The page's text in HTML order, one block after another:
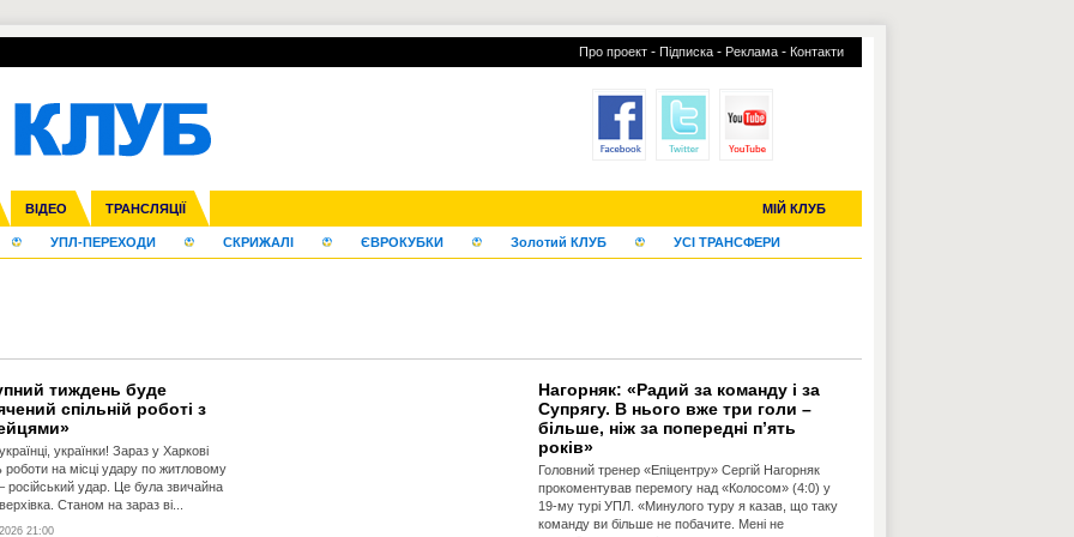
Про проект - Підписка - Реклама - Контакти
ВІДЕО ТРАНСЛЯЦІЇ МІЙ КЛУБ
ліга Кубок України Молодіжка
Ліга націй Ліга конференцій
Франція ІншіЧЄ-2015 (U-21)
УПЛ-ПЕРЕХОДИ СКРИЖАЛІ ЄВРОКУБКИ Золотий КЛУБ УСІ ТРАНСФЕРИ
тиждень буде
спільній роботі з
українки! Зараз у Харкові
роботи на місці удару по житловому
російський удар. Це була звичайна
Станом на зараз ві...
21:00
Нагорняк: «Радий за команду і за
Супрягу. В нього вже три голи –
більше, ніж за попередні п’ять
років»
Головний тренер «Епіцентру» Сергій Нагорняк
прокоментував перемогу над «Колосом» (4:0) у
19-му турі УПЛ. «Минулого туру я казав, що таку
команду ви більше не побачите. Мені не